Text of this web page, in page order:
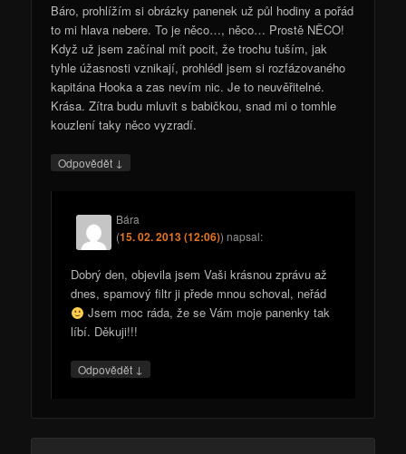
Báro, prohlížím si obrázky panenek už půl hodiny a pořád
to mi hlava nebere. To je něco…, něco… Prostě NĚCO!
Když už jsem začínal mít pocit, že trochu tuším, jak
tyhle úžasnosti vznikají, prohlédl jsem si rozfázovaného
kapitána Hooka a zas nevím nic. Je to neuvěřitelné.
Krása. Zítra budu mluvit s babičkou, snad mi o tomhle
kouzlení taky něco vyzradí.
Odpovědět ↓
Bára
(15. 02. 2013 (12:06))napsal:
Dobrý den, objevila jsem Vaši krásnou zprávu až
dnes, spamový filtr ji přede mnou schoval, neřád
Jsem moc ráda, že se Vám moje panenky tak
líbí. Děkuji!!!
Odpovědět ↓